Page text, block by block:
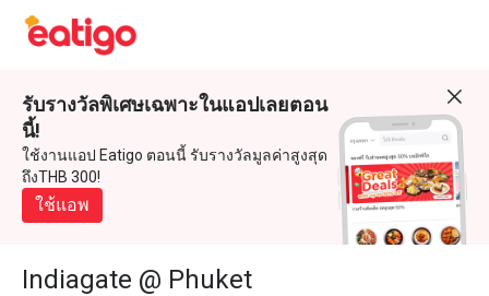
รับรางวัลพิเศษเฉพาะในแอปเลยตอน
นี้!
ใช้งานแอป Eatigo ตอนนี้ รับรางวัลมูลค่าสูงสุด
ถึงTHB 300!
ใช้แอพ
Indiagate @ Phuket